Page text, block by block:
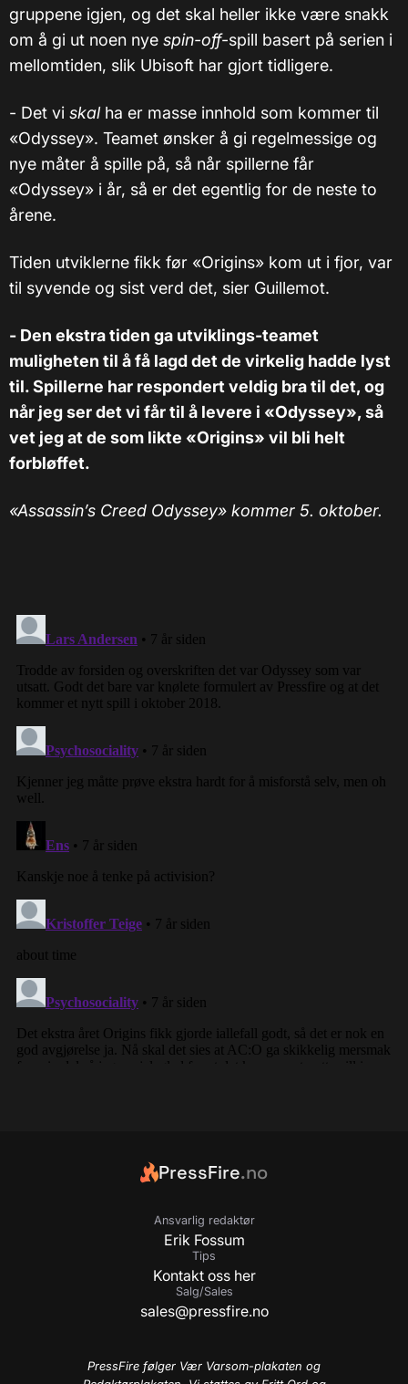
gruppene igjen, og det skal heller ikke være snakk
om å gi ut noen nye spin-off-spill basert på serien i
mellomtiden, slik Ubisoft har gjort tidligere.
- Det vi skalha er masse innhold som kommer til
«Odyssey». Teamet ønsker å gi regelmessige og
nye måter å spille på, så når spillerne får
«Odyssey» i år, så er det egentlig for de neste to
årene.
Tiden utviklerne fikk før «Origins» kom ut i fjor, var
til syvende og sist verd det, sier Guillemot.
- Den ekstra tiden ga utviklings-teamet
muligheten til å få lagd det de virkelig hadde lyst
til. Spillerne har respondert veldig bra til det, og
når jeg ser det vi får til å levere i «Odyssey», så
vet jeg at de som likte «Origins» vil bli helt
forbløffet.
«Assassin’s Creed Odyssey» kommer 5. oktober.
PressFire.no
Ansvarlig redaktør
Erik Fossum
Tips
Kontakt oss her
Salg/Sales
sales@pressfire.no
PressFire følger Vær Varsom-plakaten og